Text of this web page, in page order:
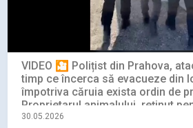
VIDEO 🎦 Polițist din Prahova,
timp ce încerca să evacueze din
împotriva căruia exista ordin de
Proprietarul animalului, reținut
30.05.2026